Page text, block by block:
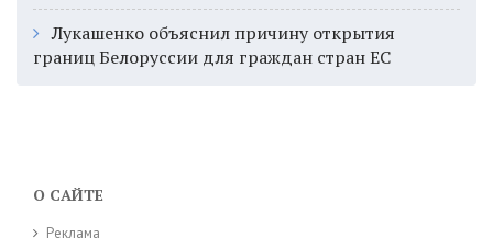
Лукашенко объяснил причину открытия
границ Белоруссии для граждан стран ЕС
О САЙТЕ
Реклама